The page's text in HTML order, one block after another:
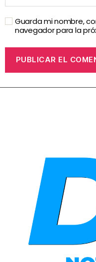
Guarda mi nombre,
navegador para la